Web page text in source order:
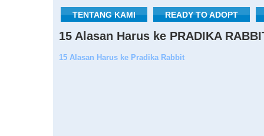
TENTANG KAMI READY TO ADOPT
15 Alasan Harus ke PRADIKA
15 Alasan Harus ke Pradika Rabbit